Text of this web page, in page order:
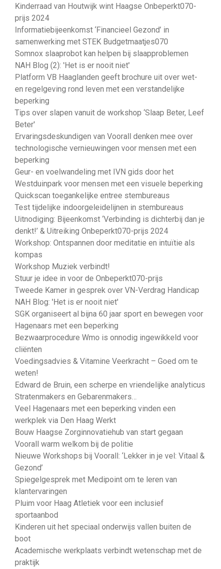
Kinderraad van Houtwijk wint Haagse Onbeperkt070-
prijs 2024
Informatiebijeenkomst ‘Financieel Gezond’ in
samenwerking met STEK Budgetmaatjes070
Somnox slaaprobot kan helpen bij slaapproblemen
NAH Blog (2): 'Het is er nooit niet'
Platform VB Haaglanden geeft brochure uit over wet-
en regelgeving rond leven met een verstandelijke
beperking
Tips over slapen vanuit de workshop ‘Slaap Beter, Leef
Beter'
Ervaringsdeskundigen van Voorall denken mee over
technologische vernieuwingen voor mensen met een
beperking
Geur- en voelwandeling met IVN gids door het
Westduinpark voor mensen met een visuele beperking
Quickscan toegankelijke entree stembureaus
Test tijdelijke indoorgeleidelijnen in stembureaus
Uitnodiging: Bijeenkomst ‘Verbinding is dichterbij dan je
denkt!’ & Uitreiking Onbeperkt070-prijs 2024
Workshop: Ontspannen door meditatie en intuïtie als
kompas
Workshop Muziek verbindt!
Stuur je idee in voor de Onbeperkt070-prijs
Tweede Kamer in gesprek over VN-Verdrag Handicap
NAH Blog: 'Het is er nooit niet'
SGK organiseert al bijna 60 jaar sport en bewegen voor
Hagenaars met een beperking
Bezwaarprocedure Wmo is onnodig ingewikkeld voor
cliënten
Voedingsadvies & Vitamine Veerkracht – Goed om te
weten!
Edward de Bruin, een scherpe en vriendelijke analyticus
Stratenmakers en Gebarenmakers…
Veel Hagenaars met een beperking vinden een
werkplek via Den Haag Werkt
Bouw Haagse Zorginnovatiehub van start gegaan
Voorall warm welkom bij de politie
Nieuwe Workshops bij Voorall: ‘Lekker in je vel: Vitaal &
Gezond’
Spiegelgesprek met Medipoint om te leren van
klantervaringen
Pluim voor Haag Atletiek voor een inclusief
sportaanbod
Kinderen uit het speciaal onderwijs vallen buiten de
boot
Academische werkplaats verbindt wetenschap met de
praktijk